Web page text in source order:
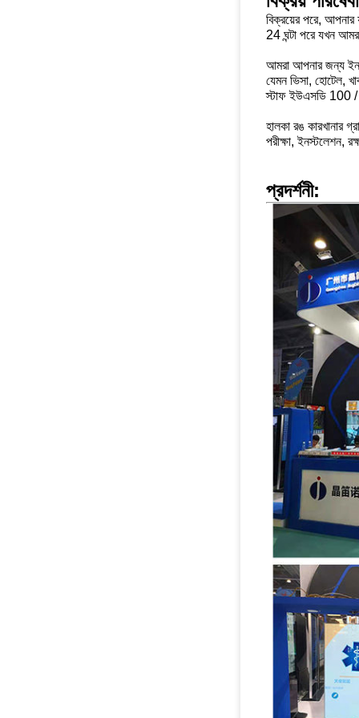
বিক্রয়ের পরে,
24 ঘন্টা পরে যখন
আমরা আপনার জন্য
যেমন ভিসা, হোটেল,
স্টাফ ইউএসডি 100 /
হালকা রঙ কারখানার
পরীক্ষা, ইনস্টলেশন,
প্রদর্শনী: